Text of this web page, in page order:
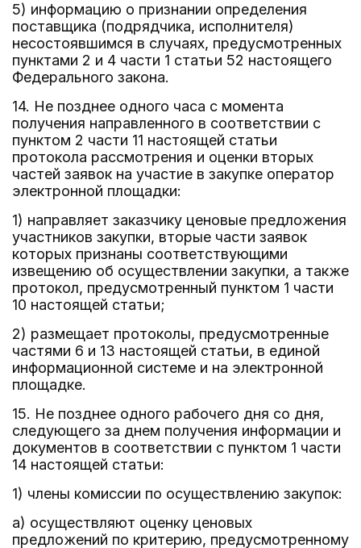
5) информацию о признании определения
поставщика (подрядчика, исполнителя)
несостоявшимся в случаях, предусмотренных
пунктами 2 и 4 части 1 статьи 52 настоящего
Федерального закона.
14. Не позднее одного часа с момента
получения направленного в соответствии с
пунктом 2 части 11 настоящей статьи
протокола рассмотрения и оценки вторых
частей заявок на участие в закупке оператор
электронной площадки:
1) направляет заказчику ценовые предложения
участников закупки, вторые части заявок
которых признаны соответствующими
извещению об осуществлении закупки, а также
протокол, предусмотренный пунктом 1 части
10 настоящей статьи;
2) размещает протоколы, предусмотренные
частями 6 и 13 настоящей статьи, в единой
информационной системе и на электронной
площадке.
15. Не позднее одного рабочего дня со дня,
следующего за днем получения информации и
документов в соответствии с пунктом 1 части
14 настоящей статьи:
1) члены комиссии по осуществлению закупок:
а) осуществляют оценку ценовых
предложений по критерию, предусмотренному